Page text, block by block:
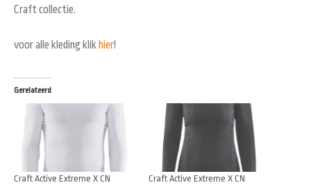
Craft collectie.
voor alle kleding klik hier!
Gerelateerd
Craft Active Extreme X CN
Craft Active Extreme X CN